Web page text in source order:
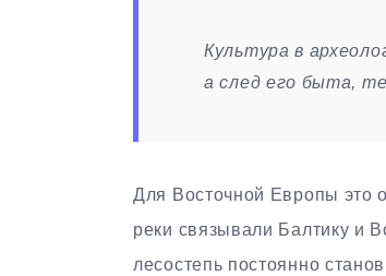
Культура в
а след его быта,
Для Восточной Европы это
реки связывали Балтику и
лесостепь постоянно